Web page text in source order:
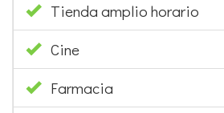
Tienda amplio horario
Cine
Farmacia